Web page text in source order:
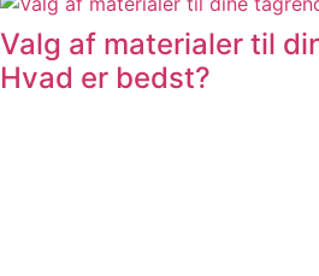
Valg af materialer til
Hvad er bedst?